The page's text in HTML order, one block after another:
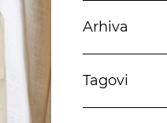
Arhiva
Tagovi